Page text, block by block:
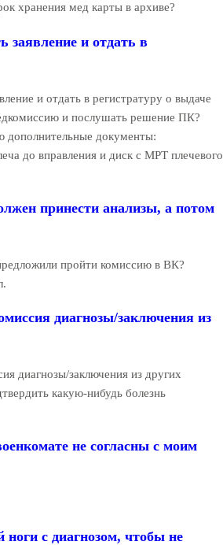
хранения мед карты в архиве?
заявление и отдать в
и отдать в регистратуру о выдаче
и послушать решение ПК?
дополнительные документы:
до вправления и диск с МРТ плечевого
принести анализы, а потом
пройти комиссию в ВК?
диагнозы/заключения из
диагнозы/заключения из других
какую-нибудь болезнь
не согласны с моим
ноги с диагнозом, чтобы не